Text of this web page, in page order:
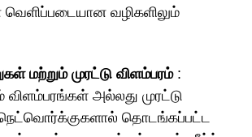
வழிகளிலும்
மற்றும் முரட்டு விளம்பரம்:
விளம்பரங்கள் அல்லது முரட்டு
தொடங்கப்பட்ட